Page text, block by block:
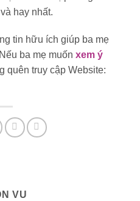
hay nhất.
tin hữu ích giúp ba mẹ
ba mẹ muốn xem ý
quên truy cập Website:
VU